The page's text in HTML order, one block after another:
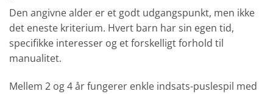
Den angivne alder er et godt udgangspunkt, men ikke
det eneste kriterium. Hvert barn har sin egen tid,
specifikke interesser og et forskelligt forhold til
manualitet.
Mellem 2 og 4 år fungerer enkle indsats-puslespil med